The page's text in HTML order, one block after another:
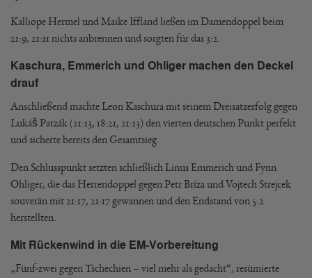
Kalliope Hermel und Maike Iffland ließen im Damendoppel beim
21:9, 21:11 nichts anbrennen und sorgten für das 3:2.
Kaschura, Emmerich und Ohliger machen den Deckel
drauf
Anschließend machte Leon Kaschura mit seinem Dreisatzerfolg gegen
Lukáš Patzák (21:13, 18:21, 21:13) den vierten deutschen Punkt perfekt
und sicherte bereits den Gesamtsieg.
Den Schlusspunkt setzten schließlich Linus Emmerich und Fynn
Ohliger, die das Herrendoppel gegen Petr Bríza und Vojtech Strejcek
souverän mit 21:17, 21:17 gewannen und den Endstand von 5:2
herstellten.
Mit Rückenwind in die EM-Vorbereitung
„Fünf-zwei gegen Tschechien – viel mehr als gedacht“, resümierte